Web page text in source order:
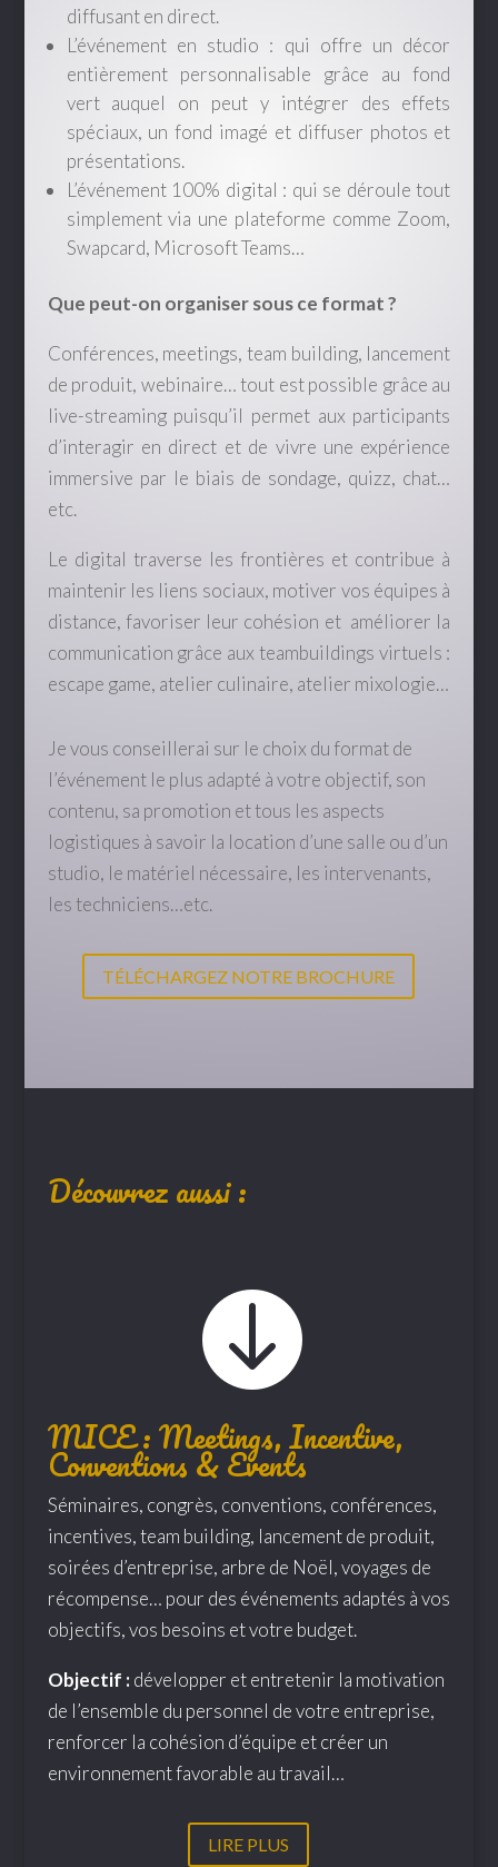
diffusant en direct.
L’événement en studio : qui offre un décor
entièrement personnalisable grâce au fond
vert auquel on peut y intégrer des effets
spéciaux, un fond imagé et diffuser photos et
présentations.
L’événement 100% digital : qui se déroule tout
simplement via une plateforme comme Zoom,
Swapcard, Microsoft Teams…
Que peut-on organiser sous ce format ?
Conférences, meetings, team building, lancement
de produit, webinaire… tout est possible grâce au
live-streaming puisqu’il permet aux participants
d’interagir en direct et de vivre une expérience
immersive par le biais de sondage, quizz, chat…
etc.
Le digital traverse les frontières et contribue à
maintenir les liens sociaux, motiver vos équipes à
distance, favoriser leur cohésion et améliorer la
communication grâce aux teambuildings virtuels :
escape game, atelier culinaire, atelier mixologie…
Je vous conseillerai sur le choix du format de
l’événement le plus adapté à votre objectif, son
contenu, sa promotion et tous les aspects
logistiques à savoir la location d’une salle ou d’un
studio, le matériel nécessaire, les intervenants,
les techniciens…etc.
TÉLÉCHARGEZ NOTRE BROCHURE
Découvrez aussi :

MICE : Meetings, Incentive,
Conventions & Events
Séminaires, congrès, conventions, conférences,
incentives, team building, lancement de produit,
soirées d’entreprise, arbre de Noël, voyages de
récompense… pour des événements adaptés à vos
objectifs, vos besoins et votre budget.
Objectif :développer et entretenir la motivation
de l’ensemble du personnel de votre entreprise,
renforcer la cohésion d’équipe et créer un
environnement favorable au travail…
LIRE PLUS